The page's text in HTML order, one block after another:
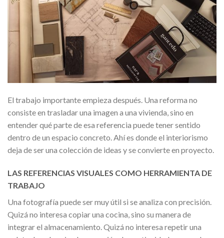
El trabajo importante empieza después. Una reforma no
consiste en trasladar una imagen a una vivienda, sino en
entender qué parte de esa referencia puede tener sentido
dentro de un espacio concreto. Ahí es donde el interiorismo
deja de ser una colección de ideas y se convierte en proyecto.
LAS REFERENCIAS VISUALES COMO HERRAMIENTA DE
TRABAJO
Una fotografía puede ser muy útil si se analiza con precisión.
Quizá no interesa copiar una cocina, sino su manera de
integrar el almacenamiento. Quizá no interesa repetir una